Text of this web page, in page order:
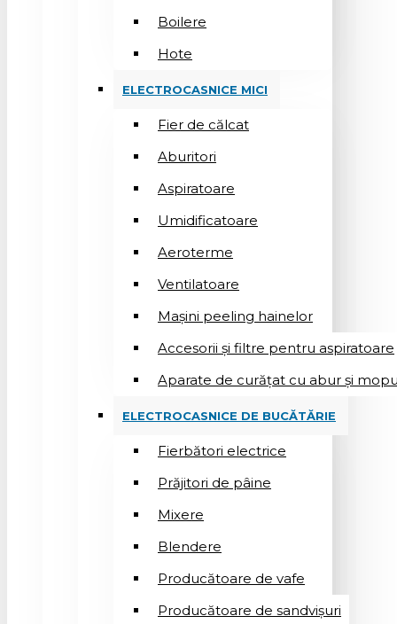
Boilere
Hote
ELECTROCASNICE MICI
Fier de călcat
Aburitori
Aspiratoare
Umidificatoare
Aeroterme
Ventilatoare
Mașini peeling hainelor
Accesorii și filtre pentru aspiratoare
Aparate de curățat cu abur și
ELECTROCASNICE DE BUCĂTĂRIE
Fierbători electrice
Prăjitori de pâine
Mixere
Blendere
Producătoare de vafe
Producătoare de sandvişuri